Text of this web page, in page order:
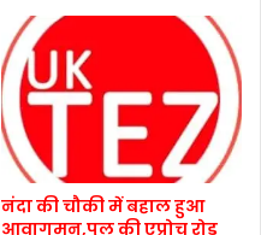
नंदा की चौकी में बहाल हुआ
आवागमन,पुल की एप्रोच रोड